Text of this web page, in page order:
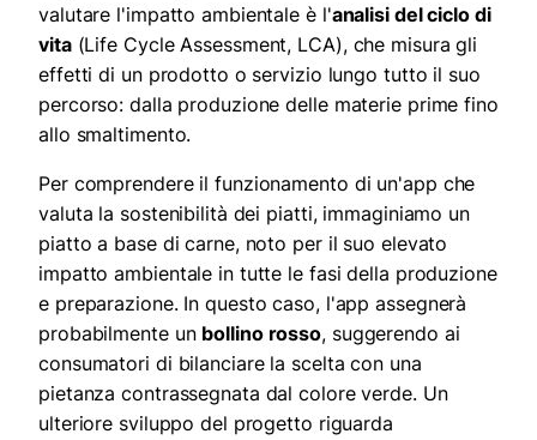
valutare l'impatto ambientale è l'analisi del ciclo di
vita(Life Cycle Assessment, LCA), che misura gli
effetti di un prodotto o servizio lungo tutto il suo
percorso: dalla produzione delle materie prime fino
allo smaltimento.
Per comprendere il funzionamento di un'app che
valuta la sostenibilità dei piatti, immaginiamo un
piatto a base di carne, noto per il suo elevato
impatto ambientale in tutte le fasi della produzione
e preparazione. In questo caso, l'app assegnerà
probabilmente un bollino rosso, suggerendo ai
consumatori di bilanciare la scelta con una
pietanza contrassegnata dal colore verde. Un
ulteriore sviluppo del progetto riguarda